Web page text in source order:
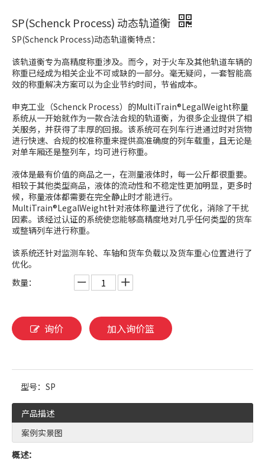
SP(Schenck Process) 动态轨道衡
SP(Schenck Process)动态轨道衡特点：
该轨道衡专为高精度称重涉及。而今，对于火车及其他轨道车辆的
称重已经成为相关企业不可或缺的一部分。毫无疑问，一套智能高
效的称重解决方案可以为企业节约时间，节省成本。
申克工业（Schenck Process）的MultiTrain®LegalWeight称量
系统从一开始就作为一款合法合规的轨道衡，为很多企业提供了相
关服务，并获得了丰厚的回报。该系统可在列车行进通过时对货物
进行快速、合规的校准称重来提供高准确度的列车载重，且无论是
对单车厢还是整列车，均可进行称重。
液体是最有价值的商品之一，在测量液体时，每一公斤都很重要。
相较于其他类型商品，液体的流动性和不稳定性更加明显，更多时
候，称量液体都需要在完全静止时才能进行。
MultiTrain®LegalWeight针对液体称量进行了优化，消除了干扰
因素。该经过认证的系统使您能够高精度地对几乎任何类型的货车
或整辆列车进行称重。
该系统还针对监测车轮、车轴和货车负载以及货车重心位置进行了
优化。
数量：
询价 加入询价篮
型号： SP
产品描述
案例实景图
概述：